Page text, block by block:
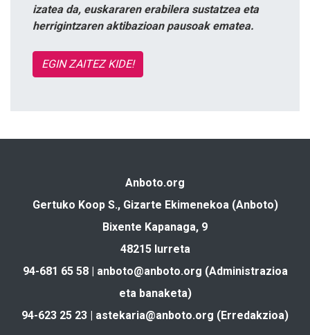
izatea da, euskararen erabilera sustatzea eta
herrigintzaren aktibazioan pausoak ematea.
EGIN ZAITEZ KIDE!
Anboto.org
Gertuko Koop S., Gizarte Ekimenekoa (Anboto)
Bixente Kapanaga, 9
48215 Iurreta
94-681 65 58 | anboto@anboto.org (Administrazioa
eta banaketa)
94-623 25 23 | astekaria@anboto.org (Erredakzioa)